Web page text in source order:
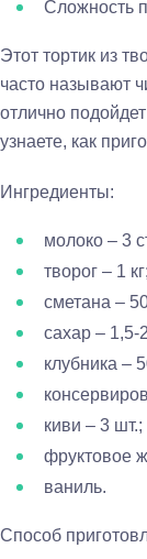
Сложность
Этот тортик из
часто называют
отлично
узнаете, как
Ингредиенты:
молоко – 3
творог – 1 кг;
сметана –
сахар – 1,5-
клубника –
киви – 3 шт.;
фруктовое
ваниль.
Способ